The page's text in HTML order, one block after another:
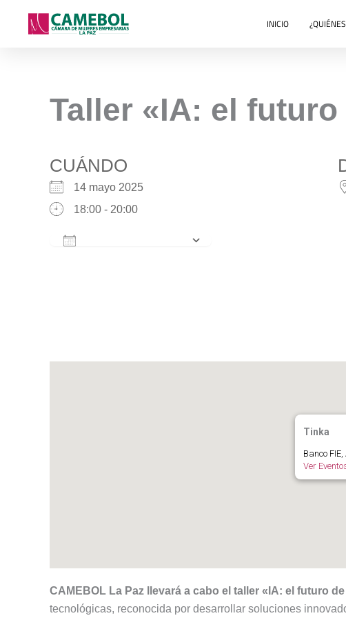
INICIO
Taller «IA: el
CUÁNDO
14 mayo 2025
18:00 - 20:00
Tinka
Banco
Ver
CAMEBOL La Paz llevará a cabo el taller «IA: el futuro
tecnológicas, reconocida por desarrollar soluciones